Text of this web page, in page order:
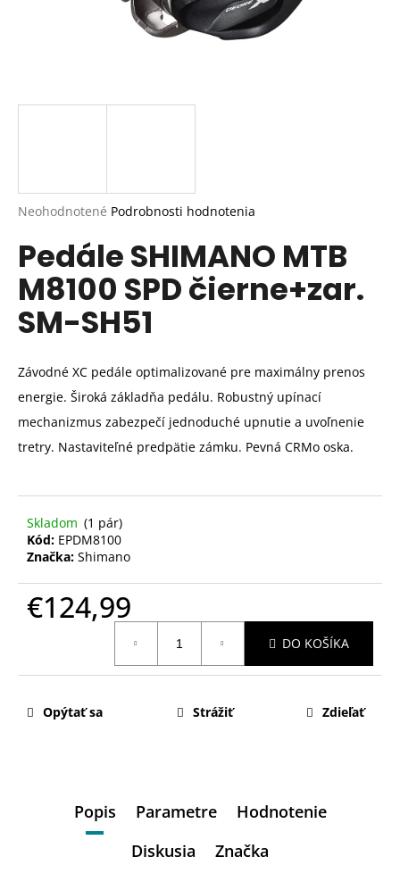
Priemerné
produktu
je
0,0
5
hviezdičiek.
Neohodnotené Podrobnosti hodnotenia
Pedále SHIMANO MTB
M8100 SPD čierne+zar.
SM-SH51
Závodné XC pedále optimalizované pre maximálny prenos
energie. Široká základňa pedálu. Robustný upínací
mechanizmus zabezpečí jednoduché upnutie a uvoľnenie
tretry. Nastaviteľné predpätie zámku. Pevná CRMo oska.
Skladom (1 pár)
Kód: EPDM8100
Značka: Shimano
€124,99
DO KOŠÍKA
Opýtať sa Strážiť Zdieľať
Popis Parametre
Hodnotenie
Diskusia
Značka